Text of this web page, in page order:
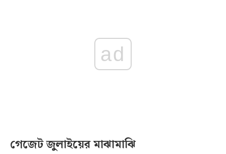
ad
গেজেট জুলাইয়ের মাঝামাঝি